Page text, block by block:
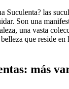
Suculenta? las
Son una
una vasta
que reside en
más